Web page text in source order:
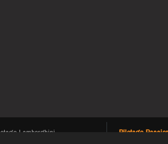
Lamborghini
Pilotage